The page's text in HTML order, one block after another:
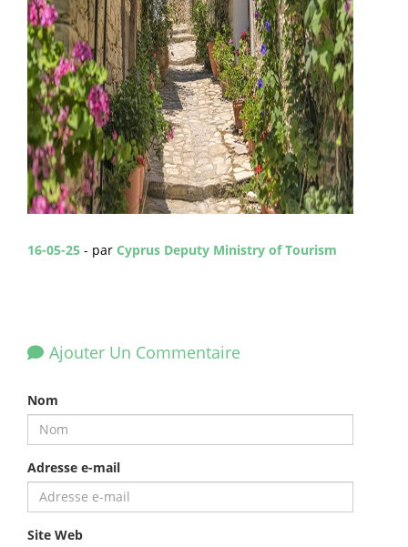
16-05-25 - par Cyprus Deputy Ministry of Tourism
Ajouter Un Commentaire
Nom
Adresse e-mail
Site Web